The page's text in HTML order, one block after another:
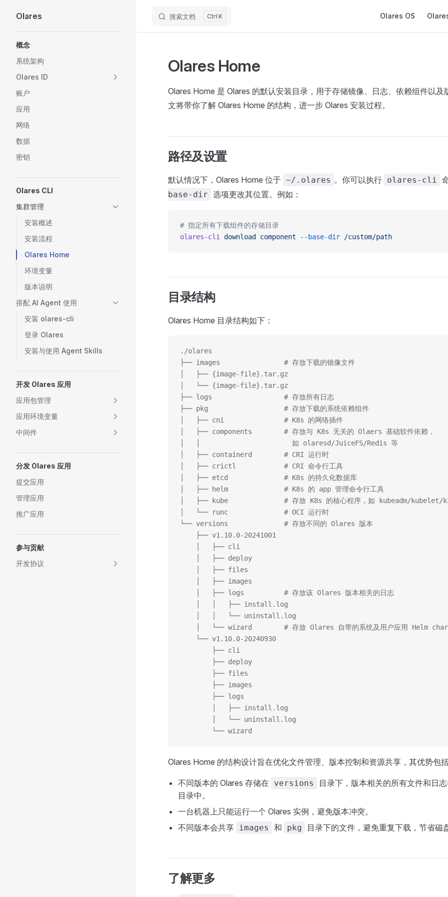
Skip to content
Olares 搜索文档 K Olares OS
概念
系统架构
Olares ID
账户
应用
网络
数据
密钥
Olares CLI
集群管理
安装概述
安装流程
Olares Home
环境变量
版本说明
搭配 AI Agent 使用
安装 olares-cli
登录 Olares
安装与使用 Agent Skills
开发 Olares 应用
应用包管理
应用环境变量
中间件
分发 Olares 应用
提交应用
管理应用
推广应用
参与贡献
开发协议
Olares Home
Olares Home 是 Olares 的默认安装目录，用于存储镜像、日志、依赖组件以及
文将带你了解 Olares Home 的结构，进一步 Olares 安装过程。
路径及设置
默认情况下，Olares Home 位于 ~/.olares 。你可以执行 olares-cli
base-dir 选项更改其位置。例如：
# 指定所有下载组件的存储目录
olares-cli
download component --base-dir /custom/path
目录结构
Olares Home 目录结构如下：
./olares
├── images                # 存放下载的镜像文件
│   ├── {image-file}.tar.gz
│   └── {image-file}.tar.gz
├── logs                  # 存放所有日志
├── pkg                   # 存放下载的系统依赖组件
│   ├── cni               # K8s 的网络插件
│   ├── components        # 存放与 K8s 无关的 Olaers 基础软件依赖，
│   │                       如 olaresd/JuiceFS/Redis 等
│   ├── containerd        # CRI 运行时
│   ├── crictl            # CRI 命令行工具
│   ├── etcd              # K8s 的持久化数据库
│   ├── helm              # K8s 的 app 管理命令行工具
│   ├── kube              # 存放 K8s 的核心程序，如 kubeadm/kubelet/
│   └── runc              # OCI 运行时
└── versions              # 存放不同的 Olares 版本
    ├── v1.10.0-20241001
    │   ├── cli
    │   ├── deploy
    │   ├── files
    │   ├── images
    │   ├── logs          # 存放该 Olares 版本相关的日志
    │   │   ├── install.log
    │   │   └── uninstall.log
│   └── wizard        # 存放 Olares 自带的系统及用户应用 Helm
    └── v1.10.0-20240930
        ├── cli
        ├── deploy
        ├── files
        ├── images
        ├── logs
        │   ├── install.log
        │   └── uninstall.log
        └── wizard
Olares Home 的结构设计旨在优化文件管理、版本控制和资源共享，其优势包
不同版本的 Olares 存储在 versions
目录下，版本相关的所有文件和日
目录中。
一台机器上只能运行一个 Olares 实例，避免版本冲突。
不同版本会共享 images 和 pkg 目录下的文件，避免重复下载，节省磁
了解更多